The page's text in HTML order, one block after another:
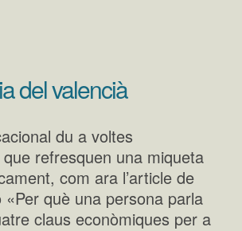
del valencià
du a voltes
refresquen una miqueta
com ara l’article de
què una persona parla
claus econòmiques per a